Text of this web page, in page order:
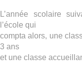
L’année scolaire
l’école qui
compta alors, une
3 ans
et une classe